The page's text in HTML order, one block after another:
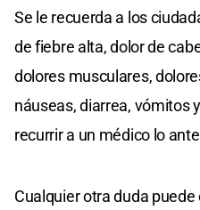
Se le recuerda a los
de fiebre alta, dolor de
dolores musculares,
náuseas, diarrea, vómitos
recurrir a un médico lo
Cualquier otra duda